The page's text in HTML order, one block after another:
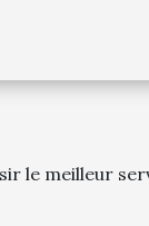
le meilleur